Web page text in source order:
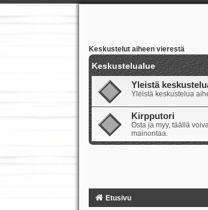
Keskustelut aiheen vierestä
Keskustelualue
Yleistä
Yleistä keskustelua
Kirpputori
Osta ja myy, täällä
mainontaa.
Etusivu